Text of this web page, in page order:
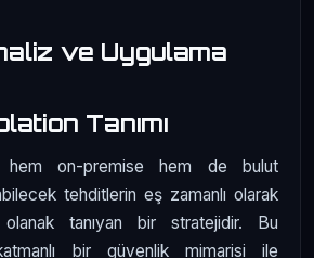
ve Uygulama
Tanımı
hem on-premise hem de bulut
tehditlerin eş zamanlı olarak
olanak tanıyan bir stratejidir. Bu
bir güvenlik mimarisi ile